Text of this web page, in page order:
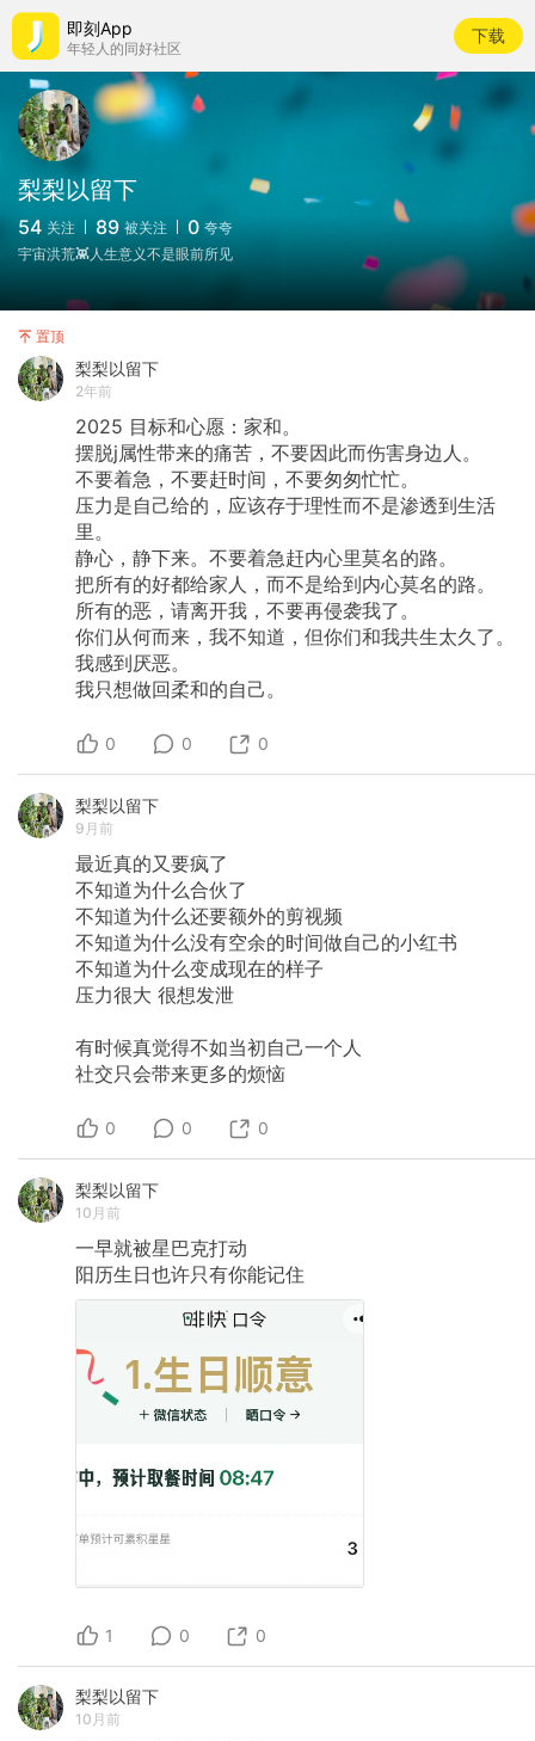
即刻App
年轻人的同好社区
下载
梨梨以留下
54 关注 89 被关注 0 夸夸
宇宙洪荒👾人生意义不是眼前所见
置顶
梨梨以留下
2年前
2025 目标和心愿：家和。
摆脱j属性带来的痛苦，不要因此而伤害身边人。
不要着急，不要赶时间，不要匆匆忙忙。
压力是自己给的，应该存于理性而不是渗透到生活
里。
静心，静下来。不要着急赶内心里莫名的路。
把所有的好都给家人，而不是给到内心莫名的路。
所有的恶，请离开我，不要再侵袭我了。
你们从何而来，我不知道，但你们和我共生太久了。
我感到厌恶。
我只想做回柔和的自己。
0 0 0
梨梨以留下
9月前
最近真的又要疯了
不知道为什么合伙了
不知道为什么还要额外的剪视频
不知道为什么没有空余的时间做自己的小红书
不知道为什么变成现在的样子
压力很大 很想发泄
有时候真觉得不如当初自己一个人
社交只会带来更多的烦恼
0 0 0
梨梨以留下
10月前
一早就被星巴克打动
阳历生日也许只有你能记住
1 0 0
梨梨以留下
10月前